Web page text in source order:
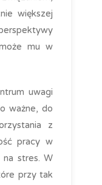
większej
mu w
uwagi
ważne, do
z
pracy w
na stres. W
przy tak